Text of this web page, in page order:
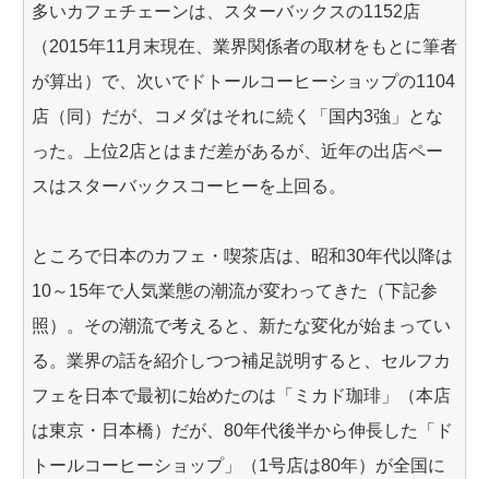
多いカフェチェーンは、スターバックスの1152店
（2015年11月末現在、業界関係者の取材をもとに筆者
が算出）で、次いでドトールコーヒーショップの1104
店（同）だが、コメダはそれに続く「国内3強」とな
った。上位2店とはまだ差があるが、近年の出店ペー
スはスターバックスコーヒーを上回る。
ところで日本のカフェ・喫茶店は、昭和30年代以降は
10～15年で人気業態の潮流が変わってきた（下記参
照）。その潮流で考えると、新たな変化が始まってい
る。業界の話を紹介しつつ補足説明すると、セルフカ
フェを日本で最初に始めたのは「ミカド珈琲」（本店
は東京・日本橋）だが、80年代後半から伸長した「ド
トールコーヒーショップ」（1号店は80年）が全国に